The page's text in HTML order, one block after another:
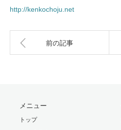
http://kenkochoju.net
前の記事
メニュー
トップ